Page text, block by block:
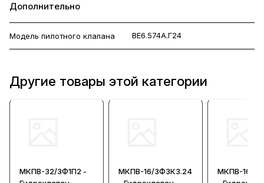
Дополнительно
Модель пилотного клапана ВЕ6.574А.Г24
Другие товары этой категории
МКПВ-32/3Ф1П2 -
МКПВ-16/3Ф3К3.24
МКПВ-16/